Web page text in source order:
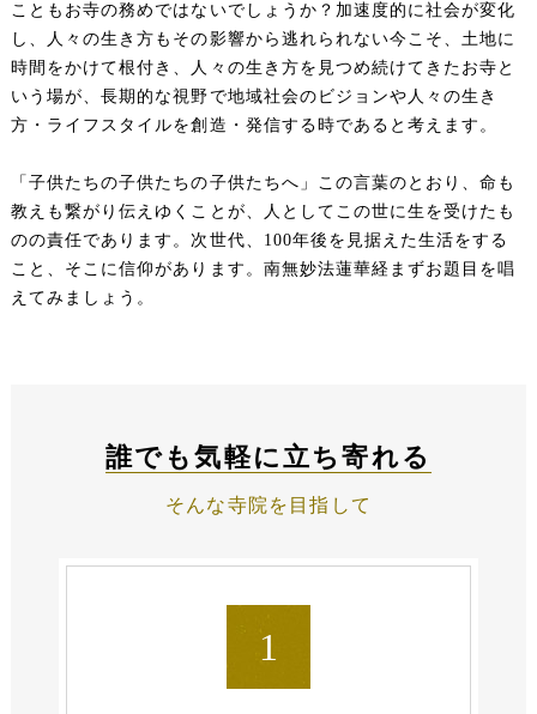
こともお寺の務めではないでしょうか？加速度的に社会が変化
し、人々の生き方もその影響から逃れられない今こそ、土地に
時間をかけて根付き、人々の生き方を見つめ続けてきたお寺と
いう場が、長期的な視野で地域社会のビジョンや人々の生き
方・ライフスタイルを創造・発信する時であると考えます。
「子供たちの子供たちの子供たちへ」この言葉のとおり、命も
教えも繋がり伝えゆくことが、人としてこの世に生を受けたも
のの責任であります。次世代、100年後を見据えた生活をする
こと、そこに信仰があります。南無妙法蓮華経まずお題目を唱
えてみましょう。
誰でも気軽に立ち寄れる
そんな寺院を目指して
1